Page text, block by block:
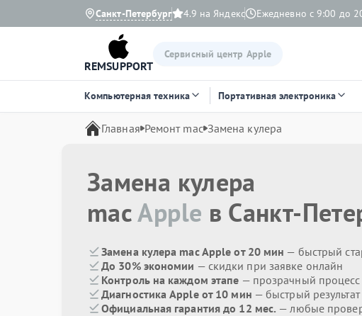
Санкт-Петербург 4.9 на Яндекс Ежедневно с 9:00 до
REMSUPPORT
Сервисный центр Apple
Компьютерная техника Портативная электроника
Главная Ремонт mac Замена кулера
Замена кулера
macApple в Санкт-
Замена кулера mac Apple от 20 мин — быстрый
До 30% экономии — скидки при заявке онлайн
Контроль на каждом этапе — прозрачный процесс
Диагностика Apple от 10 мин — быстрый результат
Официальная гарантия до 12 мес. — любые